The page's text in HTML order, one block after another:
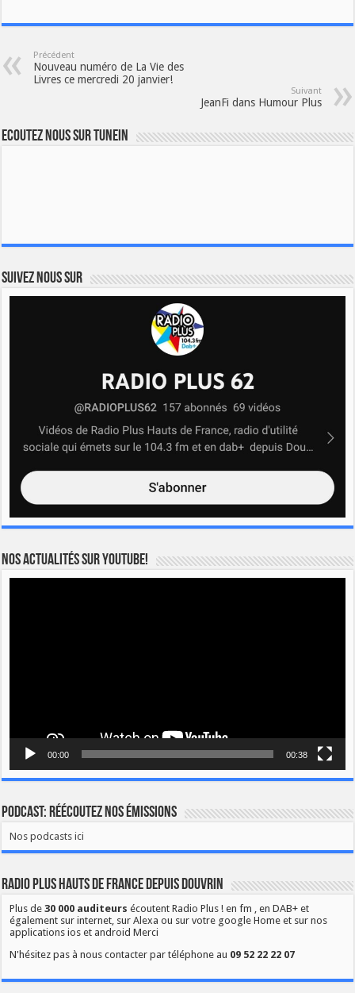
Précédent
Nouveau numéro de La Vie des
Livres ce mercredi 20 janvier!
Suivant
JeanFi dans Humour Plus
Ecoutez nous sur TuneIn
Suivez nous sur
Nos actualités sur YOUTUBE!
00:00 00:38
Podcast: Réécoutez nos émissions
Nos podcasts ici
Radio Plus Hauts de France depuis Douvrin
Plus de30 000 auditeurs écoutent Radio Plus ! en fm , en DAB+ et
également sur internet, sur Alexa ou sur votre google Home et sur nos
applications ios et android Merci
N'hésitez pas à nous contacter par téléphone au 09 52 22 22 07